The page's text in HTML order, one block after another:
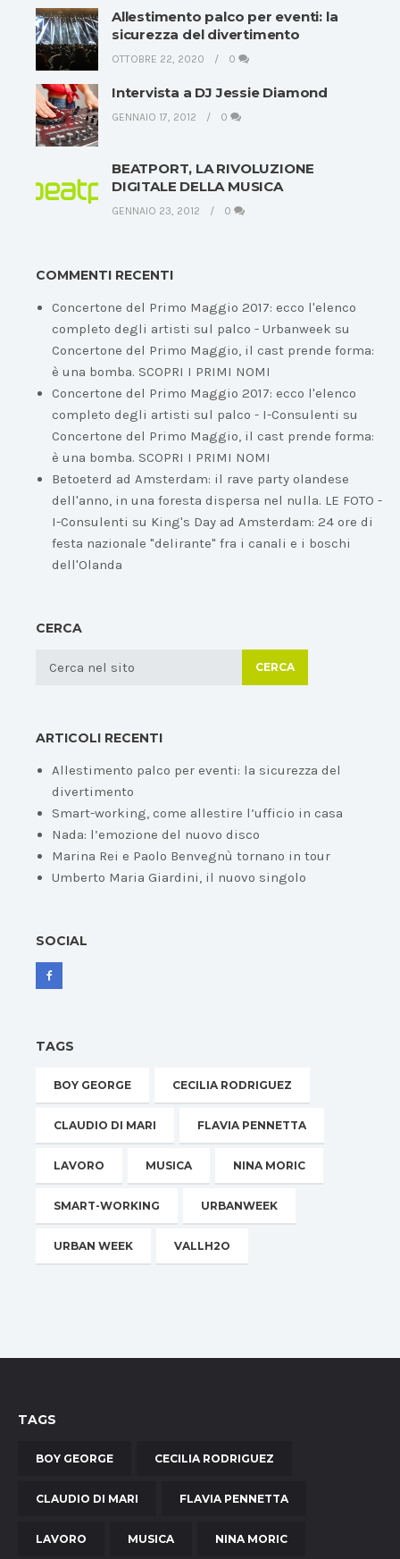
Allestimento palco per eventi: la
sicurezza del divertimento
OTTOBRE 22, 2020 0
Intervista a DJ Jessie Diamond
GENNAIO 17, 2012 0
BEATPORT, LA RIVOLUZIONE
DIGITALE DELLA MUSICA
GENNAIO 23, 2012 0
COMMENTI RECENTI
Concertone del Primo Maggio 2017: ecco l'elenco
completo degli artisti sul palco - Urbanweek su
Concertone del Primo Maggio, il cast prende forma:
è una bomba. SCOPRI I PRIMI NOMI
Concertone del Primo Maggio 2017: ecco l'elenco
completo degli artisti sul palco - I-Consulenti su
Concertone del Primo Maggio, il cast prende forma:
è una bomba. SCOPRI I PRIMI NOMI
Betoeterd ad Amsterdam: il rave party olandese
dell'anno, in una foresta dispersa nel nulla. LE FOTO -
I-Consulenti su King's Day ad Amsterdam: 24 ore di
festa nazionale "delirante" fra i canali e i boschi
dell'Olanda
CERCA
CERCA
ARTICOLI RECENTI
Allestimento palco per eventi: la sicurezza del
divertimento
Smart-working, come allestire l’ufficio in casa
Nada: l’emozione del nuovo disco
Marina Rei e Paolo Benvegnù tornano in tour
Umberto Maria Giardini, il nuovo singolo
SOCIAL
TAGS
BOY GEORGE CECILIA RODRIGUEZ
CLAUDIO DI MARI FLAVIA PENNETTA
LAVORO MUSICA NINA MORIC
SMART-WORKING URBANWEEK
URBAN WEEK VALLH2O
TAGS
BOY GEORGE CECILIA RODRIGUEZ
CLAUDIO DI MARI FLAVIA PENNETTA
LAVORO MUSICA NINA MORIC